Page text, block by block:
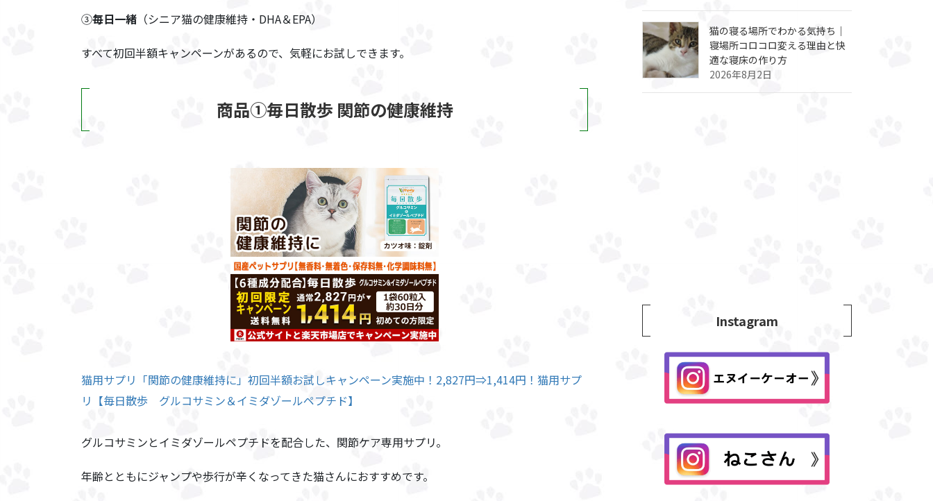
③毎日一緒 （シニア猫の健康維持・DHA＆EPA）
すべて初回半額キャンペーンがあるので、気軽にお試しできます。
商品①毎日散歩 関節の健康維持
猫用サプリ「関節の健康維持に」初回半額お試しキャンペーン実施中！2,827円⇒1,414円！猫用サプ
リ【毎日散歩 グルコサミン＆イミダゾールペプチド】
グルコサミンとイミダゾールペプチドを配合した、関節ケア専用サプリ。
年齢とともにジャンプや歩行が辛くなってきた猫さんにおすすめです。
猫の寝る場所でわかる気持ち｜
寝場所コロコロ変える理由と快
適な寝床の作り方
2026年8月2日
Instagram